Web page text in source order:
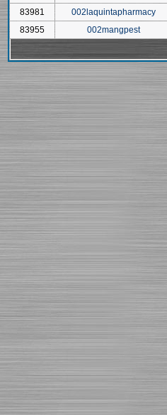
83981
002laquintapharmacy
83955
002mangpest